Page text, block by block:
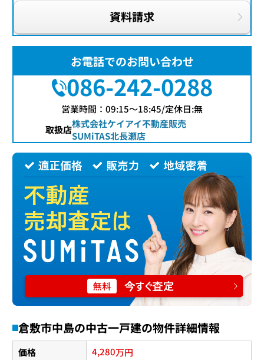
資料請求
お電話でのお問い合わせ
086-242-0288
営業時間：09:15〜18:45/定休日:無
取扱店株式会社ケイアイ不動産販売
SUMiTAS北長瀬店
倉敷市中島の中古一戸建の物件詳細情報
価格 4,280万円